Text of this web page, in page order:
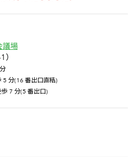
議場
分(16 番出口直結)
7 分(5 番出口)